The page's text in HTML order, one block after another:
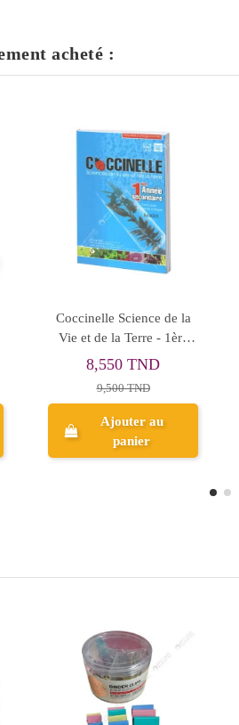
acheté :
SVT1 - Alouane Mbarek -
1ère Secondaire
13,410 TND
14,900 TND
Ajouter au
panier